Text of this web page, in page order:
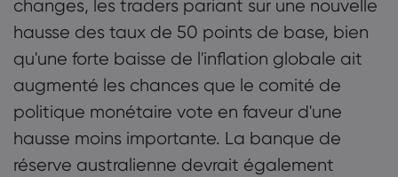
changes, les traders pariant sur une nouvelle
hausse des taux de 50 points de base, bien
qu'une forte baisse de l'inflation globale ait
augmenté les chances que le comité de
politique monétaire vote en faveur d'une
hausse moins importante. La banque de
réserve australienne devrait également